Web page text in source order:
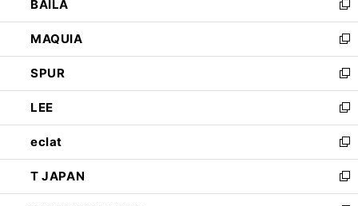
く
ィ
ン
ド
ウ
で
開
く
い
ウ
ィ
ン
ド
ウ
で
開
く
BAILA
新
し
い
ウ
ィ
ン
ド
ウ
で
開
く
MAQUIA
新
し
い
ウ
ィ
ン
ド
ウ
で
開
SPUR
新
し
い
ウ
ィ
ン
ド
ウ
LEE
新
し
い
ウ
ィ
ン
eclat
新
し
い
ウ
T JAPAN
新
し